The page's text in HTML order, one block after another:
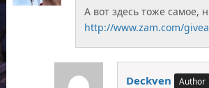
А вот здесь тоже самое,
http://www.zam.com/
Deckven